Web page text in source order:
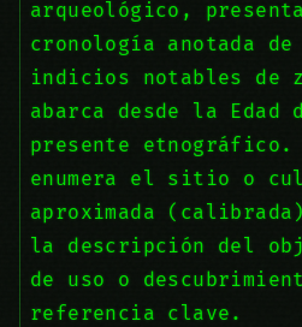
arqueológico,
cronología anotada
indicios notables de
abarca desde la
presente
enumera el sitio o
aproximada
la descripción del
de uso o
referencia clave.